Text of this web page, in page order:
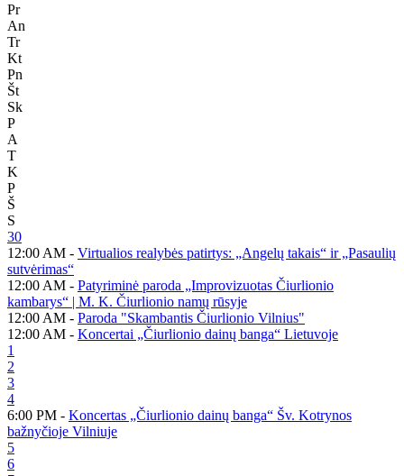
Pr
An
Tr
Kt
Pn
Št
Sk
P
A
T
K
P
Š
S
30
12:00 AM - Virtualios realybės patirtys: „Angelų takais“ ir „Pasaulių
sutvėrimas“
12:00 AM - Patyriminė paroda „Improvizuotas Čiurlionio
kambarys“ | M. K. Čiurlionio namų rūsyje
12:00 AM - Paroda "Skambantis Čiurlionio Vilnius"
12:00 AM - Koncertai „Čiurlionio dainų banga“ Lietuvoje
1
2
3
4
6:00 PM - Koncertas „Čiurlionio dainų banga“ Šv. Kotrynos
bažnyčioje Vilniuje
5
6